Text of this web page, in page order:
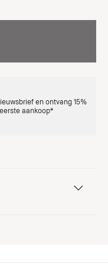
en ontvang 15%
aankoop*